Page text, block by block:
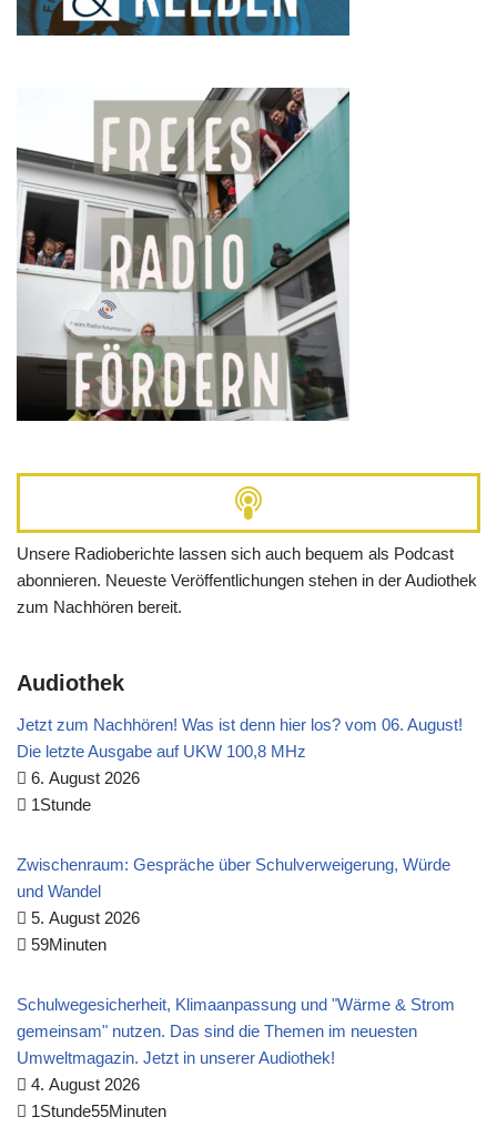
Unsere Radioberichte lassen sich auch bequem als Podcast
abonnieren. Neueste Veröffentlichungen stehen in der Audiothek
zum Nachhören bereit.
Audiothek
Jetzt zum Nachhören! Was ist denn hier los? vom 06. August!
Die letzte Ausgabe auf UKW 100,8 MHz
6. August 2026
1Stunde
Zwischenraum: Gespräche über Schulverweigerung, Würde
und Wandel
5. August 2026
59Minuten
Schulwegesicherheit, Klimaanpassung und "Wärme & Strom
gemeinsam" nutzen. Das sind die Themen im neuesten
Umweltmagazin. Jetzt in unserer Audiothek!
4. August 2026
1Stunde55Minuten